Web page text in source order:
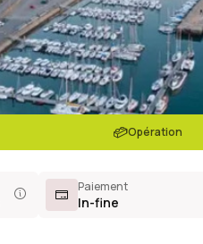
Opération
Paiement
In-fine